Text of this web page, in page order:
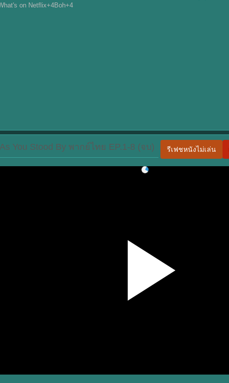
on Netflix+4Boh+4
You Stood By พากย์ไทย EP.1-8 (จบ) รีเฟชหนังไม่เล่น